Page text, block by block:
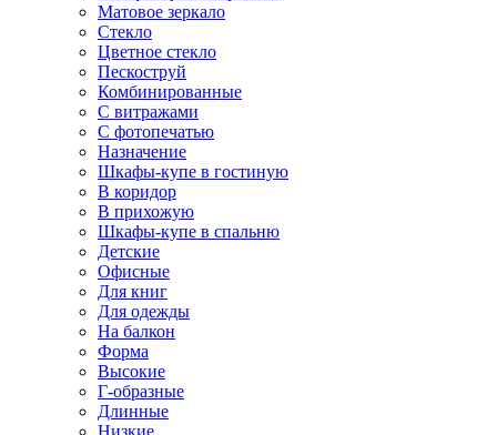
Матовое зеркало
Стекло
Цветное стекло
Пескоструй
Комбинированные
С витражами
С фотопечатью
Назначение
Шкафы-купе в гостиную
В коридор
В прихожую
Шкафы-купе в спальню
Детские
Офисные
Для книг
Для одежды
На балкон
Форма
Высокие
Г-образные
Длинные
Низкие